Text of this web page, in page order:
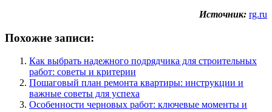
Источник: rg.ru
Похожие записи:
Как выбрать надежного подрядчика для строительных
работ: советы и критерии
Пошаговый план ремонта квартиры: инструкции и
важные советы для успеха
Особенности черновых работ: ключевые моменты и